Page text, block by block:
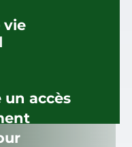
vie
accès